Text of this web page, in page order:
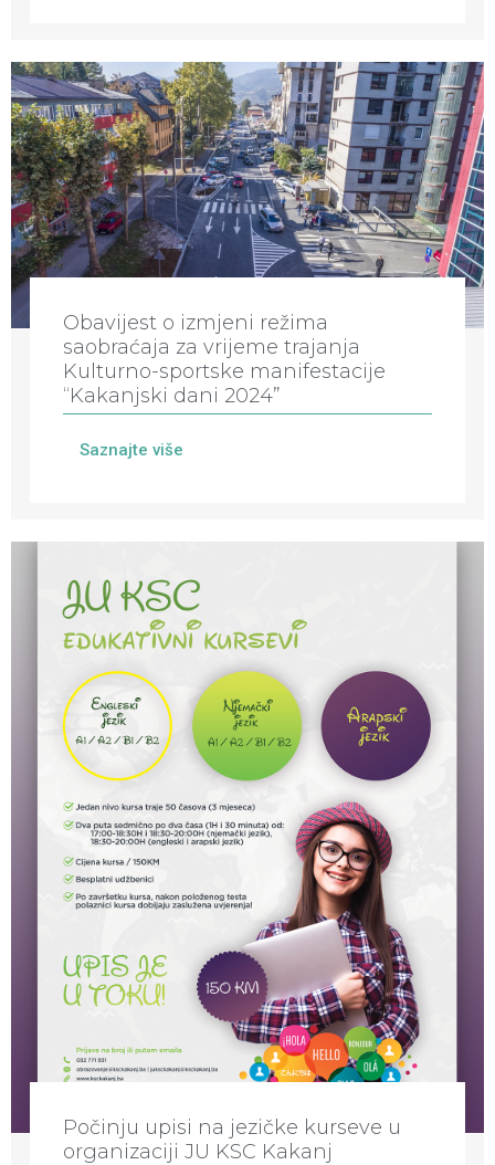
Obavijest o izmjeni režima
saobraćaja za vrijeme trajanja
Kulturno-sportske manifestacije
“Kakanjski dani 2024”
Saznajte više
Počinju upisi na jezičke kurseve u
organizaciji JU KSC Kakanj